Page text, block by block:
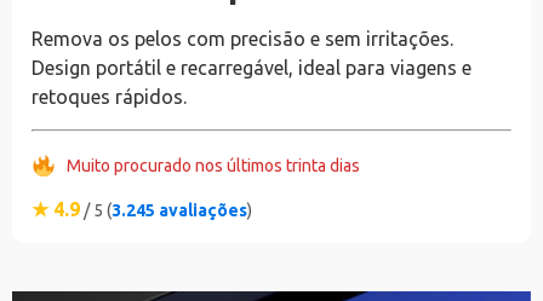
Remova os pelos com precisão e sem irritações.
Design portátil e recarregável, ideal para viagens e
retoques rápidos.
Muito procurado nos últimos trinta dias
★ 4.9 / 5 (3.245 avaliações)